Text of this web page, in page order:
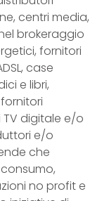
centri media,
brokeraggio
fornitori
case
e libri,
TV digitale e/o
e/o
che
no profit e